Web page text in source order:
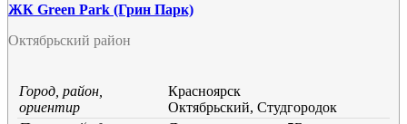
ЖК Green Park (Грин Парк)
Октябрьский район
Город, район,
ориентир
Красноярск
Октябрьский, Студгородок